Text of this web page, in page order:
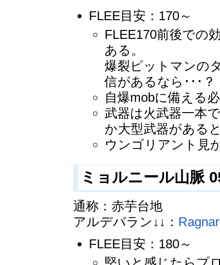
FLEE目安：170～
FLEE170前後での
ある。
爆裂ピットマンの
信があるなら･･･？
自爆mobに備える
武器は火武器一本
か大型武器がある
ウンゴリアント見
ミョルニール山脈
通称：赤芋台地
アルデバラン↓↓：
FLEE目安：180～